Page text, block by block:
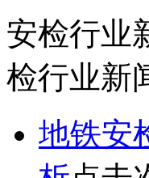
安检行业
检行业新
地铁安